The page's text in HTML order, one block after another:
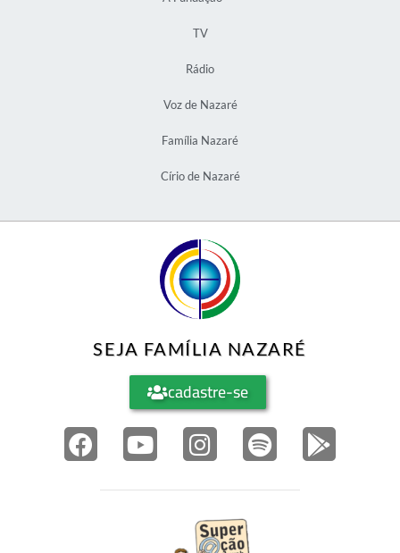
TV
Rádio
Voz de Nazaré
Família Nazaré
Círio de Nazaré
SEJA FAMÍLIA NAZARÉ
cadastre-se